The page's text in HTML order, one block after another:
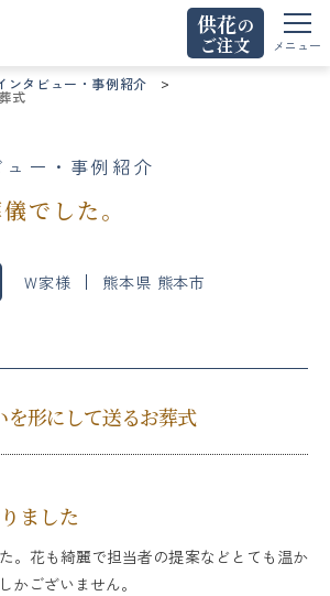
べる自由を。玉泉院
供花の
ご注文
メニュー
ンタビュー・事例紹介
式
ー・事例紹介
でした。
W家様 熊本県 熊本市
を形にして送るお葬式
ました
。花も綺麗で担当者の提案などとても温か
かございません。